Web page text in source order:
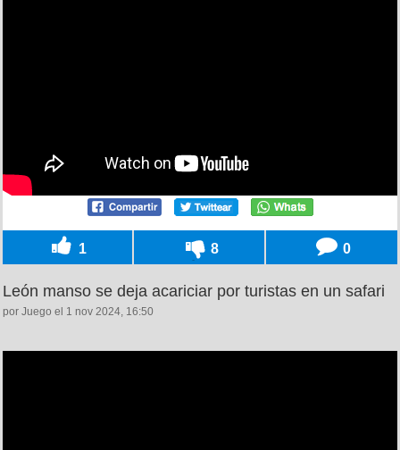
1 8 0
León manso se deja acariciar por turistas en un safari
por Juego el 1 nov 2024, 16:50